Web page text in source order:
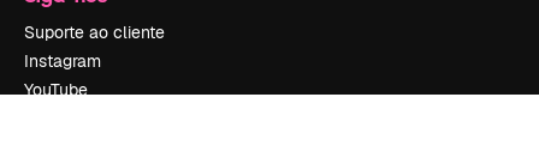
Suporte ao cliente
Instagram
YouTube